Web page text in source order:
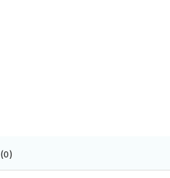
(0)